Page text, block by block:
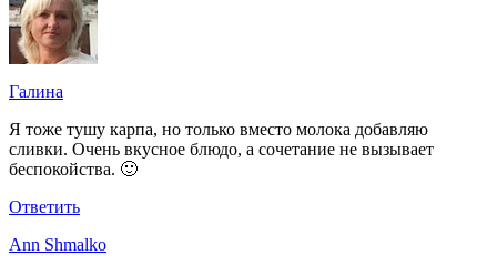
Галина
Я тоже тушу карпа, но только вместо молока добавляю
сливки. Очень вкусное блюдо, а сочетание не вызывает
беспокойства. 🙂
Ответить
Ann Shmalko